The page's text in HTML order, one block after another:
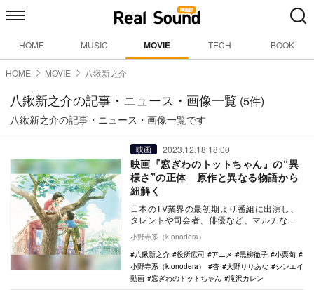
HOME MUSIC MOVIE TECH BOOK
HOME MOVIE 八鍬新之介
八鍬新之介の記事・ニュース・画像一覧 (5件)
八鍬新之介の記事・ニュース・画像一覧です
映画 2023.12.18 18:00
映画『窓ぎわのトットちゃん』の“異
様さ”の正体 原作と異なる物語から
紐解く
日本のTV業界の最初期より番組に出演し、
タレントや司会者、俳優など、マルチな活
躍を現在も続けている、黒柳徹子。『徹子
の部屋』（テ…
小野寺系（k.onodera）
八鍬新之介
役所広司 アニメ 黒柳徹子
小栗旬
小野寺系（k.onodera）
杏 大野りりあな
シンエイ
動画
窓ぎわのトットちゃん 滝沢カレン